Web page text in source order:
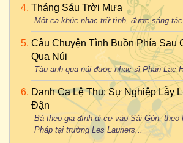
Tháng Sáu Trời Mưa
Một ca khúc nhạc trữ tình, được sáng
Câu Chuyện Tình Buồn Phía Sau
Qua Núi
Tàu anh qua núi được nhạc sĩ Phan Lạc
Danh Ca Lệ Thu: Sự Nghiệp Lẫy
Đận
Bà theo gia đình di cư vào Sài Gòn, theo
Pháp tại trường Les Lauriers...